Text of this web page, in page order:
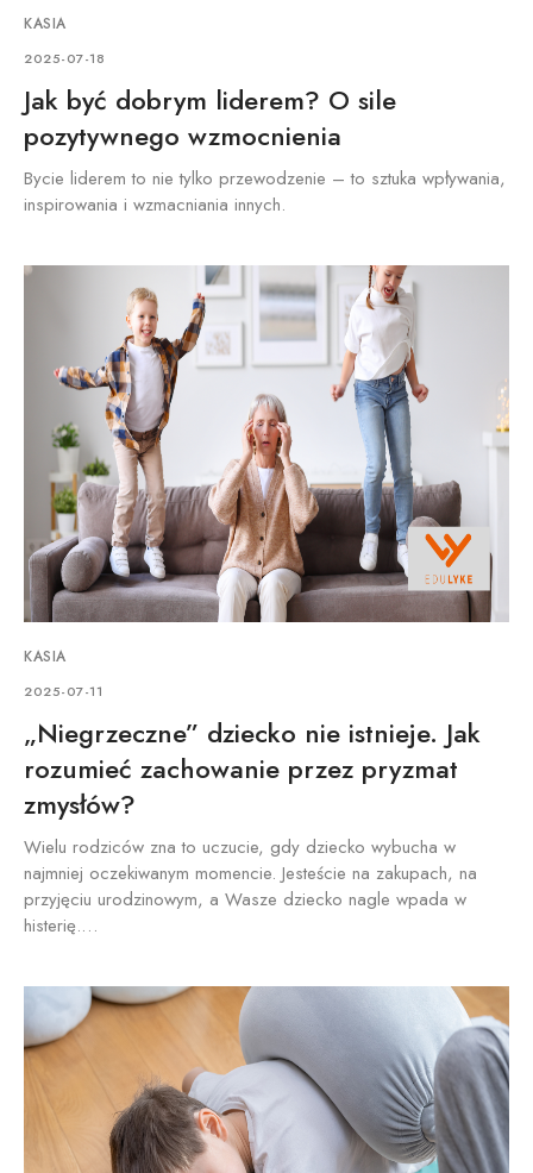
KASIA
2025-07-18
Jak być dobrym liderem? O sile
pozytywnego wzmocnienia
Bycie liderem to nie tylko przewodzenie – to sztuka wpływania,
inspirowania i wzmacniania innych.
KASIA
2025-07-11
„Niegrzeczne” dziecko nie istnieje. Jak
rozumieć zachowanie przez pryzmat
zmysłów?
Wielu rodziców zna to uczucie, gdy dziecko wybucha w
najmniej oczekiwanym momencie. Jesteście na zakupach, na
przyjęciu urodzinowym, a Wasze dziecko nagle wpada w
histerię.…